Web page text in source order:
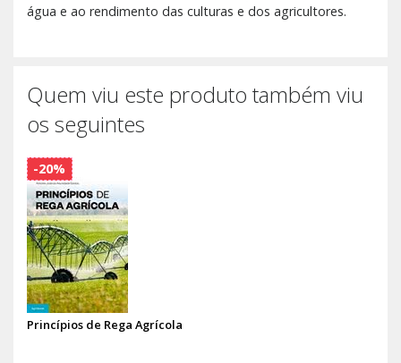
água e ao rendimento das culturas e dos agricultores.
Quem viu este produto também viu
os seguintes
Princípios de Rega Agrícola
-20%